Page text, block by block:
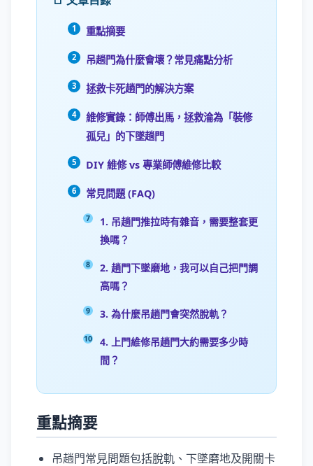
重點摘要
吊趟門為什麼會壞？常見痛點分析
拯救卡死趟門的解決方案
維修實錄：師傅出馬，拯救淪為「裝修
孤兒」的下墜趟門
DIY 維修 vs 專業師傅維修比較
常見問題 (FAQ)
1. 吊趟門推拉時有雜音，需要整套更
換嗎？
2. 趟門下墜磨地，我可以自己把門調
高嗎？
3. 為什麼吊趟門會突然脫軌？
4. 上門維修吊趟門大約需要多少時
間？
重點摘要
吊趟門常見問題包括脫軌、下墜磨地及開關卡